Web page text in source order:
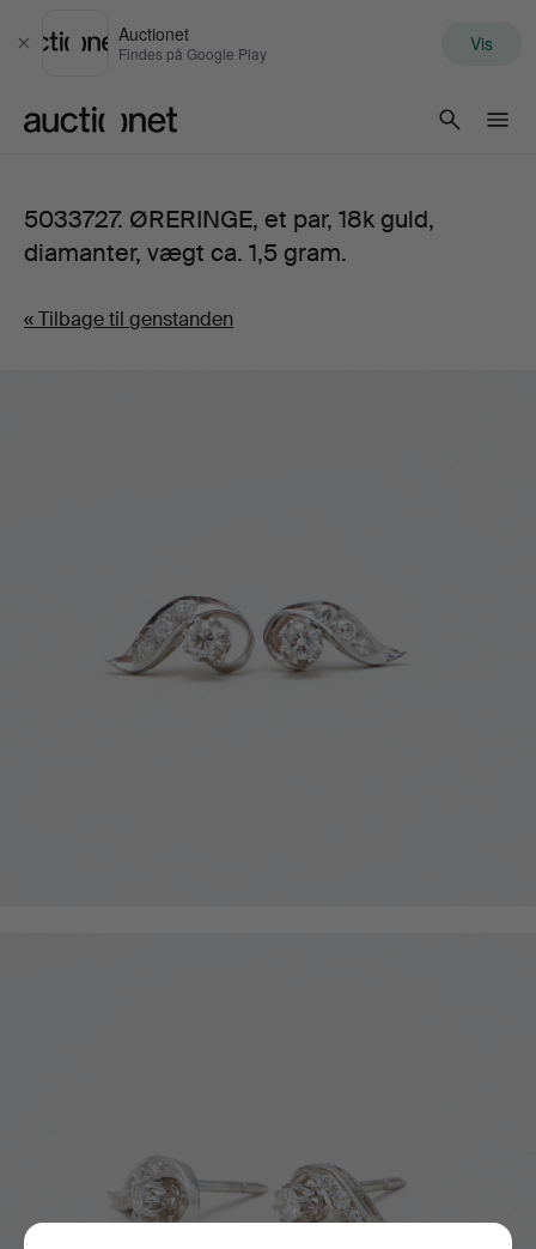
Luk
Auctionet
Findes på Google Play Vis
5033727. ØRERINGE, et par, 18k guld,
diamanter, vægt ca. 1,5 gram.
« Tilbage til genstanden